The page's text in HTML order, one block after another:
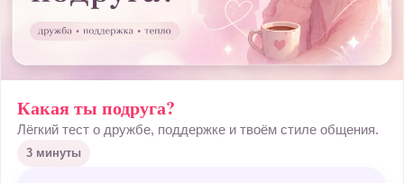
Какая ты подруга?
Лёгкий тест о дружбе, поддержке и твоём стиле общения.
3 минуты